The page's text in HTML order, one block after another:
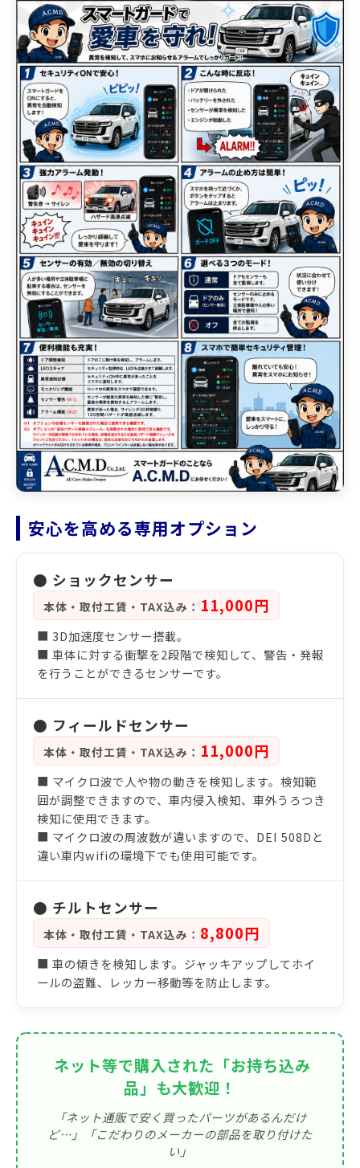
安心を高める専用オプション
● ショックセンサー
本体・取付工賃・TAX込み： 11,000円
■ 3D加速度センサー搭載。
■ 車体に対する衝撃を2段階で検知して、警告・発報
を行うことができるセンサーです。
● フィールドセンサー
本体・取付工賃・TAX込み： 11,000円
■ マイクロ波で人や物の動きを検知します。検知範
囲が調整できますので、車内侵入検知、車外うろつき
検知に使用できます。
■ マイクロ波の周波数が違いますので、DEI 508Dと
違い車内wifiの環境下でも使用可能です。
● チルトセンサー
本体・取付工賃・TAX込み： 8,800円
■ 車の傾きを検知します。ジャッキアップしてホイ
ールの盗難、レッカー移動等を防止します。
ネット等で購入された「お持ち込み
品」も大歓迎！
「ネット通販で安く買ったパーツがあるんだけ
ど…」「こだわりのメーカーの部品を取り付けた
い」